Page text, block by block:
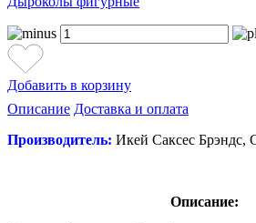
Добавить в корзину
Описание Доставка и оплата
Производитель: Икей Саксес
Описание: